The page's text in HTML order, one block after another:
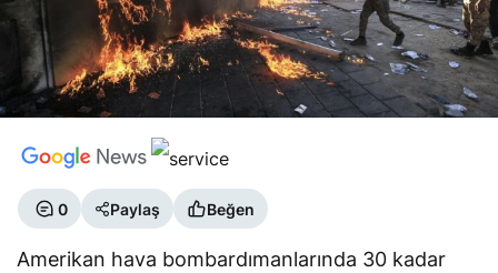
0 Paylaş Beğen
Amerikan hava bombardımanlarında 30 kadar